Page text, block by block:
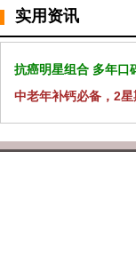
实用资讯
抗癌明星组合 多年口
中老年补钙必备，2